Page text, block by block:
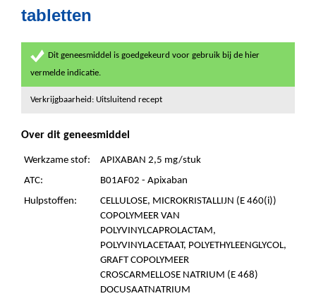
tabletten
Dit geneesmiddel is goedgekeurd voor gebruik bij de hier
vermelde indicatie.
Verkrijgbaarheid: Uitsluitend recept
Over dit geneesmiddel
Werkzame stof:
APIXABAN 2,5 mg/stuk
ATC:
B01AF02 - Apixaban
Hulpstoffen:
CELLULOSE, MICROKRISTALLIJN (E 460(i))
COPOLYMEER VAN
POLYVINYLCAPROLACTAM,
POLYVINYLACETAAT, POLYETHYLEENGLYCOL,
GRAFT COPOLYMEER
CROSCARMELLOSE NATRIUM (E 468)
DOCUSAATNATRIUM